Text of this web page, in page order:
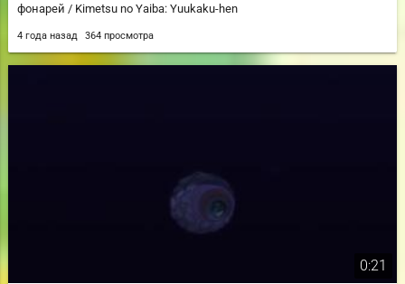
фонарей / Kimetsu no Yaiba: Yuukaku-hen
4 года назад 364 просмотра
0:21